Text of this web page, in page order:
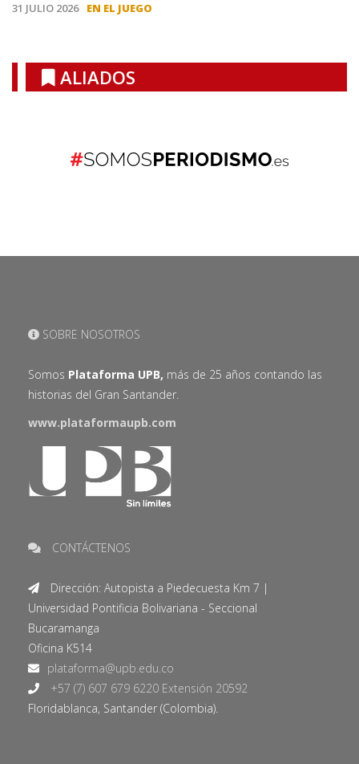
31 JULIO 2026 EN EL JUEGO
ALIADOS
SOBRE NOSOTROS
Somos Plataforma UPB, más de 25 años contando las
historias del Gran Santander.
www.plataformaupb.com
CONTÁCTENOS
Dirección: Autopista a Piedecuesta Km 7 |
Universidad Pontificia Bolivariana - Seccional
Bucaramanga
Oficina K514
+57 (7) 607 679 6220 Extensión 20592
Floridablanca, Santander (Colombia).